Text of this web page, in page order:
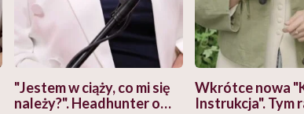
"Jestem w ciąży, co mi się
należy?". Headhunter o
Wkrótce nowa
Instrukcja". Tym